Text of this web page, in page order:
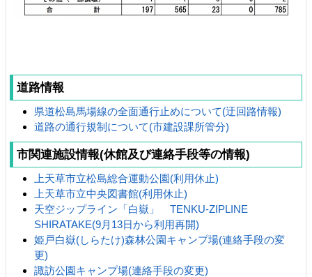
道路情報
県道松島馬場線の全面通行止めについて(迂回路情報)
道路の通行規制について(市建設課所管分)
市関連施設情報(休館及び連絡手段等の情報)
上天草市立松島総合運動公園(利用休止)
上天草市立中央図書館(利用休止)
天空ジップライン「白嶽」 TENKU-ZIPLINE
SHIRATAKE(9月13日から利用再開)
姫戸白嶽(しらたけ)森林公園キャンプ場(連絡手段の変
更)
諏訪公園キャンプ場(連絡手段の変更)